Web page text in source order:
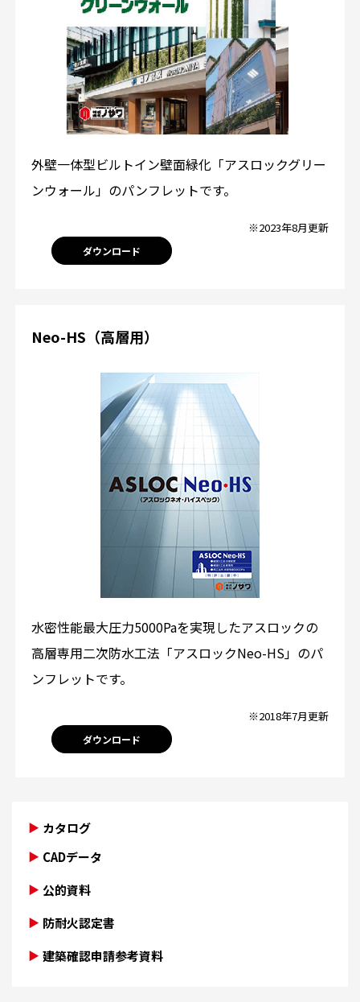
外壁一体型ビルトイン壁面緑化「アスロックグリー
ンウォール」のパンフレットです。
※2023年8月更新
ダウンロード
Neo-HS（高層用）
水密性能最大圧力5000Paを実現したアスロックの
高層専用二次防水工法「アスロックNeo-HS」のパ
ンフレットです。
※2018年7月更新
ダウンロード
カタログ
CADデータ
公的資料
防耐火認定書
建築確認申請参考資料